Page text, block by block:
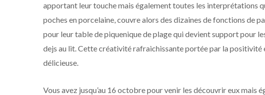
apportant leur touche mais également toutes les interprétations
poches en porcelaine, couvre alors des dizaines de fonctions de
pour leur table de piquenique de plage qui devient support pour
dejs au lit. Cette créativité rafraichissante portée par la positivité
délicieuse.
Vous avez jusqu’au 16 octobre pour venir les découvrir eux mais